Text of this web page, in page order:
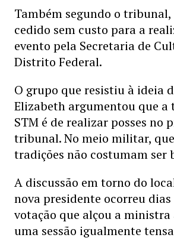
Também segundo o
cedido sem custo para a
evento pela Secretaria de
Distrito Federal.
O grupo que resistiu à ideia
Elizabeth argumentou que a
STM é de realizar posses no
tribunal. No meio militar,
tradições não costumam ser
A discussão em torno do
nova presidente ocorreu dias
votação que alçou a ministra
uma sessão igualmente